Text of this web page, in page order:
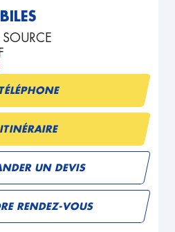
TÉLÉPHONE
ITINÉRAIRE
UN DEVIS
RENDEZ-VOUS